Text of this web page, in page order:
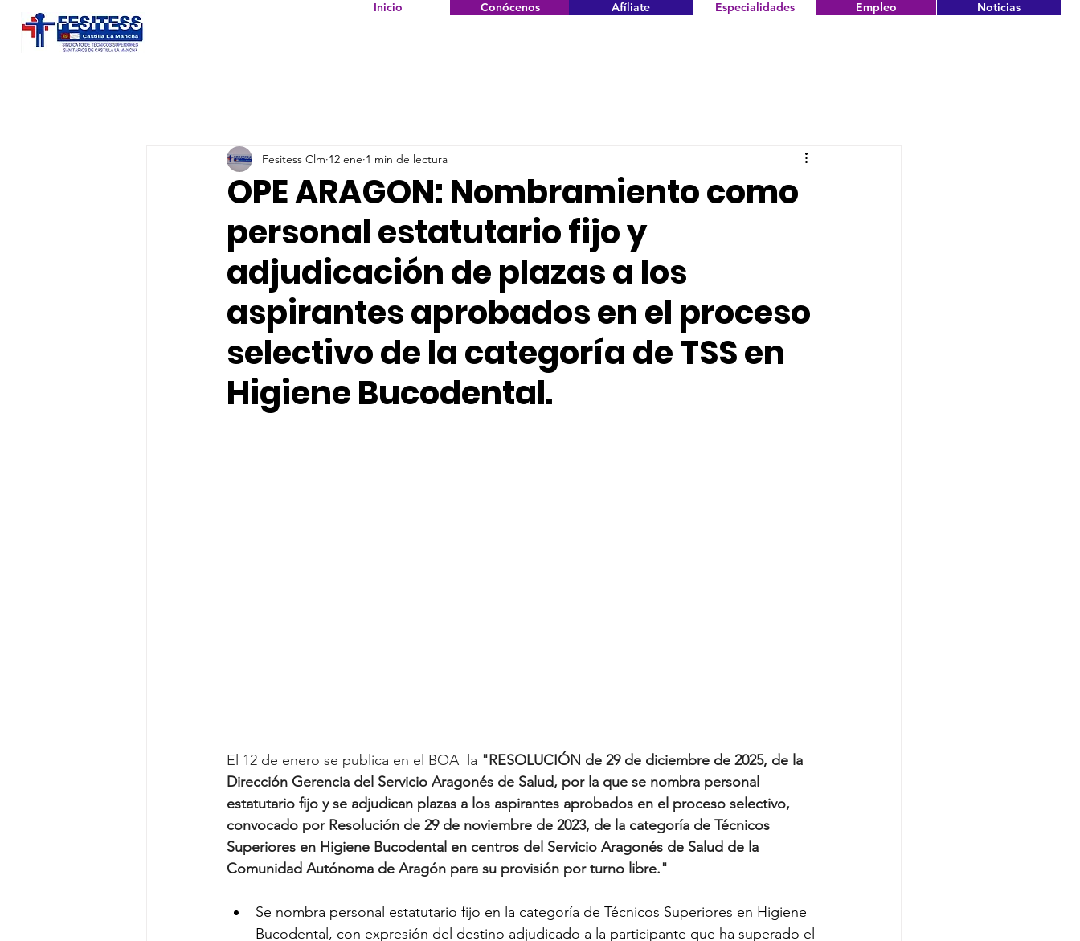
Inicio Conócenos Afíliate Especialidades Empleo Noticias
OPE ARAGON: Nombramiento como
personal estatutario fijo y
adjudicación de plazas a los
aspirantes aprobados en el proceso
selectivo de la categoría de TSS en
Higiene Bucodental.
Fesitess Clm 12 ene 1 min de lectura
El 12 de enero se publica en el BOA  la "RESOLUCIÓN de 29 de diciembre de 2025, de la
Dirección Gerencia del Servicio Aragonés de Salud, por la que se nombra personal
estatutario fijo y se adjudican plazas a los aspirantes aprobados en el proceso selectivo,
convocado por Resolución de 29 de noviembre de 2023, de la categoría de Técnicos
Superiores en Higiene Bucodental en centros del Servicio Aragonés de Salud de la
Comunidad Autónoma de Aragón para su provisión por turno libre."
Se nombra personal estatutario fijo en la categoría de Técnicos Superiores en Higiene
Bucodental, con expresión del destino adjudicado a la participante que ha superado el